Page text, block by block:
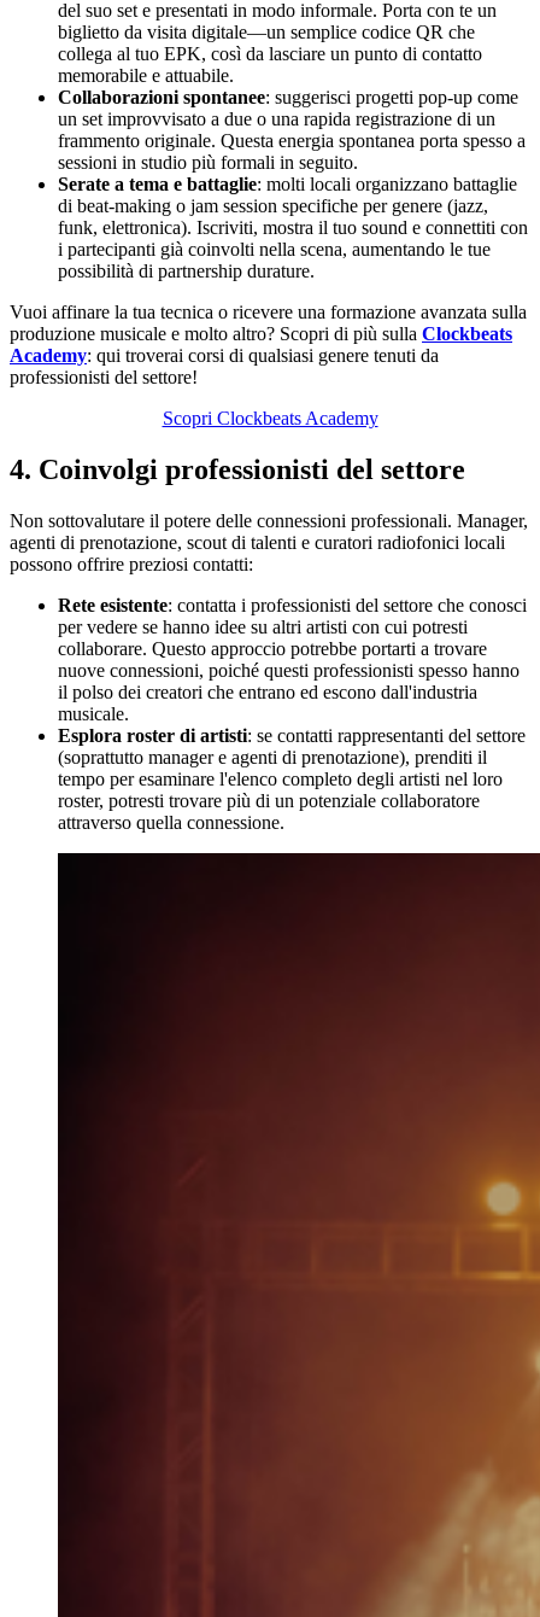
del suo set e presentati in modo informale. Porta con te un
biglietto da visita digitale—un semplice codice QR che
collega al tuo EPK, così da lasciare un punto di contatto
memorabile e attuabile.
Collaborazioni spontanee: suggerisci progetti pop-up come
un set improvvisato a due o una rapida registrazione di un
frammento originale. Questa energia spontanea porta spesso a
sessioni in studio più formali in seguito.
Serate a tema e battaglie: molti locali organizzano battaglie
di beat-making o jam session specifiche per genere (jazz,
funk, elettronica). Iscriviti, mostra il tuo sound e connettiti con
i partecipanti già coinvolti nella scena, aumentando le tue
possibilità di partnership durature.
Vuoi affinare la tua tecnica o ricevere una formazione avanzata sulla
produzione musicale e molto altro? Scopri di più sulla Clockbeats
Academy: qui troverai corsi di qualsiasi genere tenuti da
professionisti del settore!
Scopri Clockbeats Academy
4. Coinvolgi professionisti del settore
Non sottovalutare il potere delle connessioni professionali. Manager,
agenti di prenotazione, scout di talenti e curatori radiofonici locali
possono offrire preziosi contatti:
Rete esistente: contatta i professionisti del settore che conosci
per vedere se hanno idee su altri artisti con cui potresti
collaborare. Questo approccio potrebbe portarti a trovare
nuove connessioni, poiché questi professionisti spesso hanno
il polso dei creatori che entrano ed escono dall'industria
musicale.
Esplora roster di artisti: se contatti rappresentanti del settore
(soprattutto manager e agenti di prenotazione), prenditi il
tempo per esaminare l'elenco completo degli artisti nel loro
roster, potresti trovare più di un potenziale collaboratore
attraverso quella connessione.